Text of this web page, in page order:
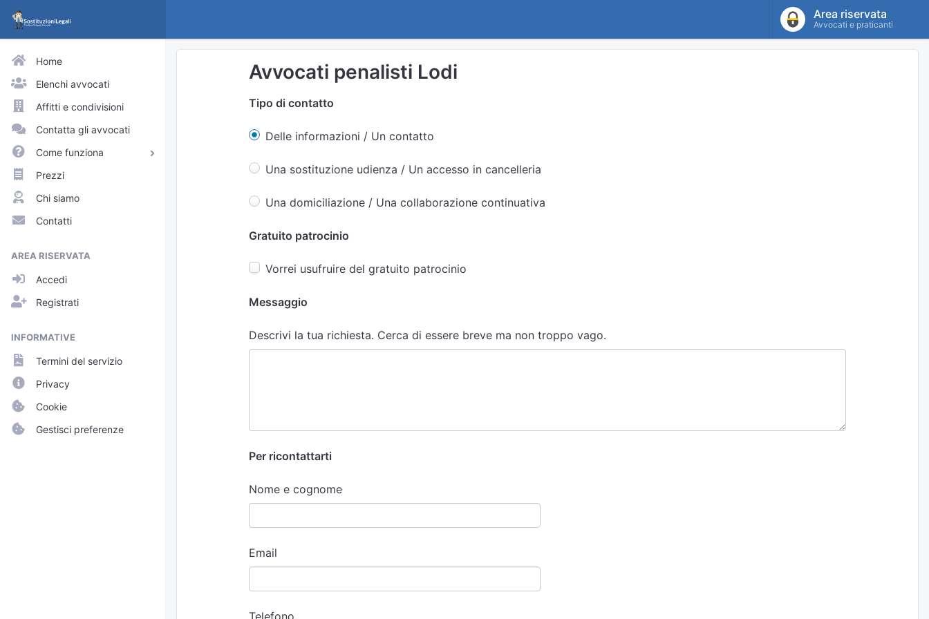
Area riservata
Avvocati e praticanti
Home
Elenchi avvocati
Affitti e condivisioni
Contatta gli avvocati
Come funziona
Avvocati e praticanti
Visitatori del sito
Approfondimenti
Profili pubblici
Richieste
Prezzi
Chi siamo
Contatti
AREA RISERVATA
Accedi
Registrati
INFORMATIVE
Termini del servizio
Privacy
Cookie
Gestisci preferenze
Avvocati penalisti Lodi
Tipo di contatto
Delle informazioni / Un contatto
Una sostituzione udienza / Un accesso in cancelleria
Una domiciliazione / Una collaborazione continuativa
Gratuito patrocinio
Vorrei usufruire del gratuito patrocinio
Messaggio
Descrivi la tua richiesta. Cerca di essere breve ma non troppo vago.
Per ricontattarti
Nome e cognome
Email
Telefono